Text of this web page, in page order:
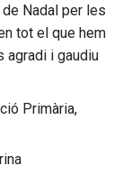
Nadal per les
tot el que hem
agradi i gaudiu
Primària,